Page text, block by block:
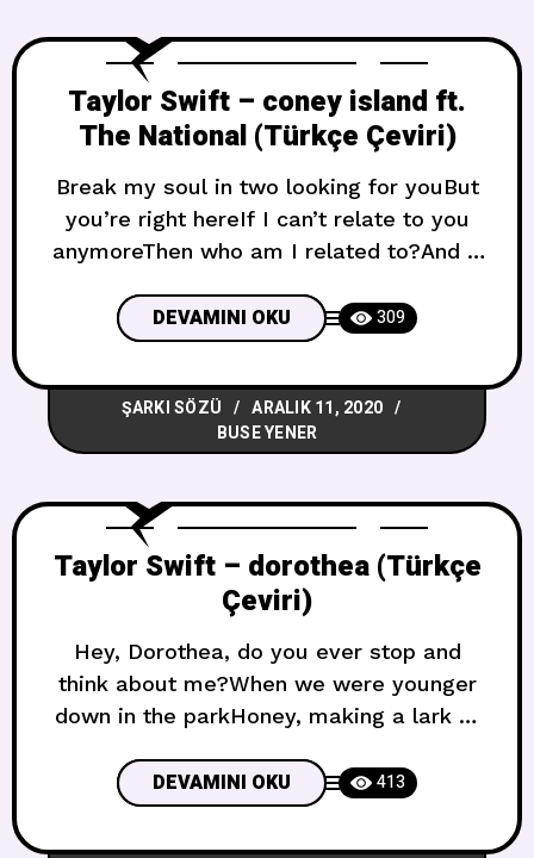
old widow goes to the stone every
Taylor Swift – coney island ft.
The National (Türkçe Çeviri)
Break my soul in two looking for youBut
you’re right hereIf I can’t relate to you
anymoreThen who am I related to?And if
soon?Did I close my fist around
something delicate?Did I shatter you?
Seni ararken ruhum ikiye ayrılıyorAma
tam buradasınArtık sana ait değilsemO
zaman ben
DEVAMINI OKU 309
ŞARKI SÖZÜ
ARALIK 11, 2020
BUSE YENER
Taylor Swift – dorothea (Türkçe
Çeviri)
Hey, Dorothea, do you ever stop and
think about me?When we were younger
down in the parkHoney, making a lark of
left townA tiny screen’s the only place I
see you nowAnd I got nothing but well-
wishes for ya Hey, Dorothea, hiç durup
DEVAMINI OKU 413